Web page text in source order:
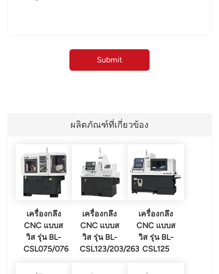
ผลิตภัณฑ์ที่เกี่ยวข้อง
เครื่องกลึง
CNC แบบส
วิส รุ่น BL-
CSL075/076
เครื่องกลึง
CNC แบบส
วิส รุ่น BL-
CSL123/203/263
เครื่องกลึง
CNC แบบส
วิส รุ่น BL-
CSL125